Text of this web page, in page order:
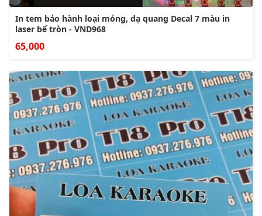
In tem bảo hành loại mỏng, dạ quang Decal 7 màu in
laser bế tròn - VND968
65,000